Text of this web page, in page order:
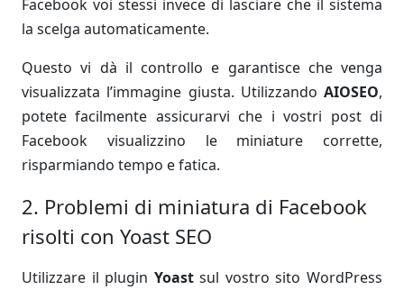
Facebook voi stessi invece di lasciare che il sistema
la scelga automaticamente.
Questo vi dà il controllo e garantisce che venga
visualizzata l’immagine giusta. Utilizzando AIOSEO,
potete facilmente assicurarvi che i vostri post di
Facebook visualizzino le miniature corrette,
risparmiando tempo e fatica.
2. Problemi di miniatura di Facebook
risolti con Yoast SEO
Utilizzare il plugin Yoastsul vostro sito WordPress